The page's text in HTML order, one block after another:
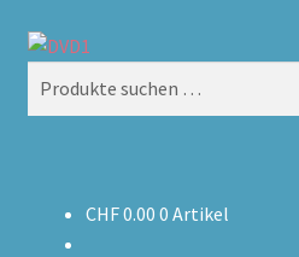
Zur
Zum
Suchen
CHF0.00 0 Artikel